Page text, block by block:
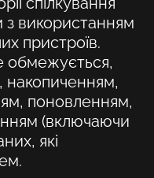
використанням
пристроїв.
обмежується,
накопиченням,
поновленням,
(включаючи
які